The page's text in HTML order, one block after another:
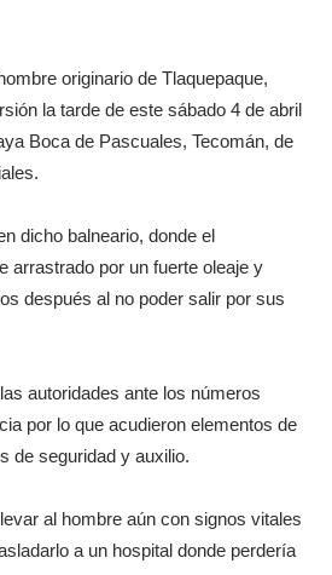
originario de Tlaquepaque,
la tarde de este sábado 4 de abril
Boca de Pascuales, Tecomán, de
dicho balneario, donde el
arrastrado por un fuerte oleaje y
después al no poder salir por sus
autoridades ante los números
por lo que acudieron elementos de
de seguridad y auxilio.
al hombre aún con signos vitales
a un hospital donde perdería